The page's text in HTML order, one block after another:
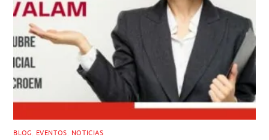
BLOG EVENTOS NOTICIAS